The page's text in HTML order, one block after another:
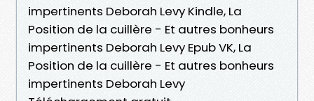
impertinents Deborah Levy Kindle, La
Position de la cuillère - Et autres bonheurs
impertinents Deborah Levy Epub VK, La
Position de la cuillère - Et autres bonheurs
impertinents Deborah Levy